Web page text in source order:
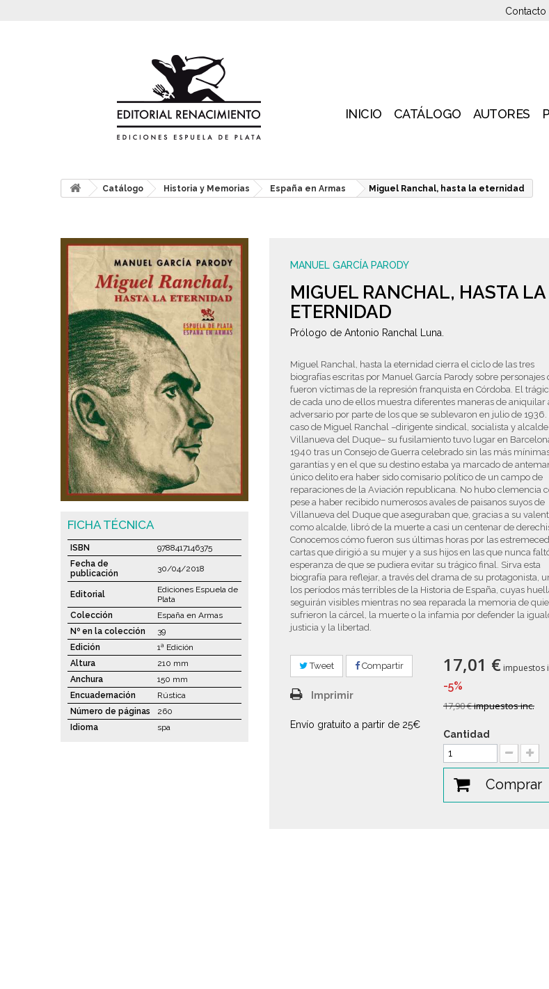
Contacto
INICIO CATÁLOGO AUTORES
Catálogo Historia y Memorias España en Armas Miguel Ranchal, hasta la eternidad
MANUEL GARCÍA PARODY
MIGUEL RANCHAL, HASTA LA
ETERNIDAD
Prólogo de Antonio Ranchal Luna.
Miguel Ranchal, hasta la eternidad cierra el ciclo de las tres
biografías escritas por Manuel García Parody sobre personajes
fueron víctimas de la represión franquista en Córdoba. El
de cada uno de ellos muestra diferentes maneras de aniquilar
adversario por parte de los que se sublevaron en julio de 1936.
caso de Miguel Ranchal –dirigente sindical, socialista y
Villanueva del Duque– su fusilamiento tuvo lugar en
1940 tras un Consejo de Guerra celebrado sin las más
garantías y en el que su destino estaba ya marcado de
único delito era haber sido comisario político de un campo de
reparaciones de la Aviación republicana. No hubo clemencia
pese a haber recibido numerosos avales de paisanos suyos de
Villanueva del Duque que aseguraban que, gracias a su
como alcalde, libró de la muerte a casi un centenar de
Conocemos cómo fueron sus últimas horas por las
cartas que dirigió a su mujer y a sus hijos en las que nunca
esperanza de que se pudiera evitar su trágico final. Sirva esta
biografía para reflejar, a través del drama de su protagonista,
los períodos más terribles de la Historia de España, cuyas
seguirán visibles mientras no sea reparada la memoria de
sufrieron la cárcel, la muerte o la infamia por defender la
justicia y la libertad.
Tweet Compartir
Imprimir
Envío gratuito a partir de 25€
17,01 € impuestos
-5%
17,90 €impuestos inc.
Cantidad
Comprar
FICHA TÉCNICA
ISBN
9788417146375
Fecha de
publicación
30/04/2018
Editorial
Ediciones Espuela de
Plata
Colección
España en Armas
Nº en la colección
39
Edición
1ª Edición
Altura
210 mm
Anchura
150 mm
Encuadernación
Rústica
Número de páginas
260
Idioma
spa